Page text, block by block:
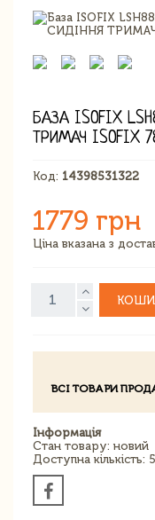
БАЗА ISOFIX
ТРИМАЧ ISOFIX
Код: 14398531322
1779 грн
Ціна вказана з
ВСІ ТОВАРИ
Інформація
Стан товару: новий
Доступна кількість: